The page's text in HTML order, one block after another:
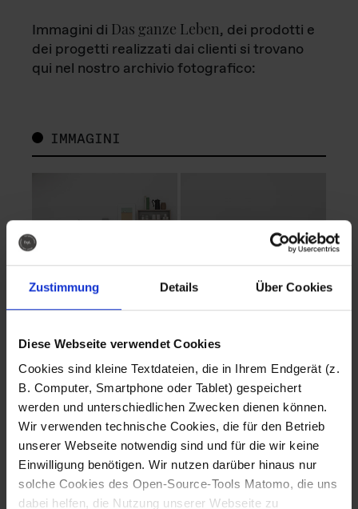
Zustimmung Details Über Cookies
Diese Webseite verwendet Cookies
Cookies sind kleine Textdateien, die in Ihrem Endgerät (z.
B. Computer, Smartphone oder Tablet) gespeichert
werden und unterschiedlichen Zwecken dienen können.
Wir verwenden technische Cookies, die für den Betrieb
unserer Webseite notwendig sind und für die wir keine
Einwilligung benötigen. Wir nutzen darüber hinaus nur
solche Cookies des Open-Source-Tools Matomo, die uns
dabei helfen, die Nutzung unserer Webseite zu
Immagini di Das ganze Leben, dei prodotti e
dei progetti realizzati dai clienti si trovano
qui nel nostro archivio fotografico:
IMMAGINI
Fotografo: Lorenz
Sternbach
Download
Fotografo: Lorenz
Sternbach
Download